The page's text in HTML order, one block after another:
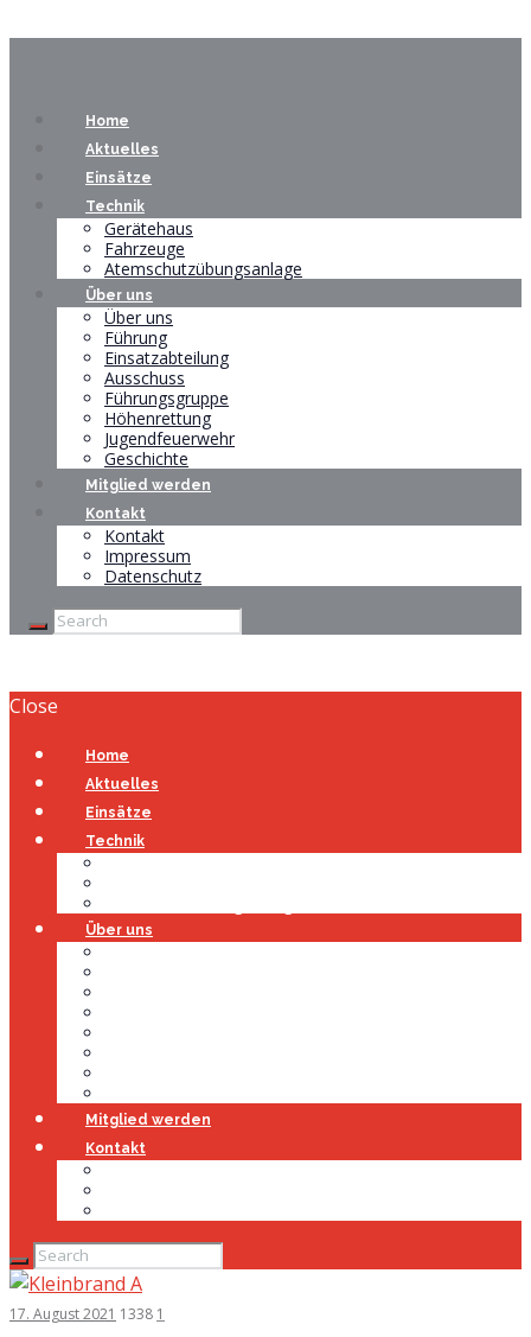
Home
Aktuelles
Einsätze
Technik
Gerätehaus
Fahrzeuge
Atemschutzübungsanlage
Über uns
Über uns
Führung
Einsatzabteilung
Ausschuss
Führungsgruppe
Höhenrettung
Jugendfeuerwehr
Geschichte
Mitglied werden
Kontakt
Kontakt
Impressum
Datenschutz
Close
Home
Aktuelles
Einsätze
Technik
Über uns
Mitglied werden
Kontakt
17. August 2021 1338 1